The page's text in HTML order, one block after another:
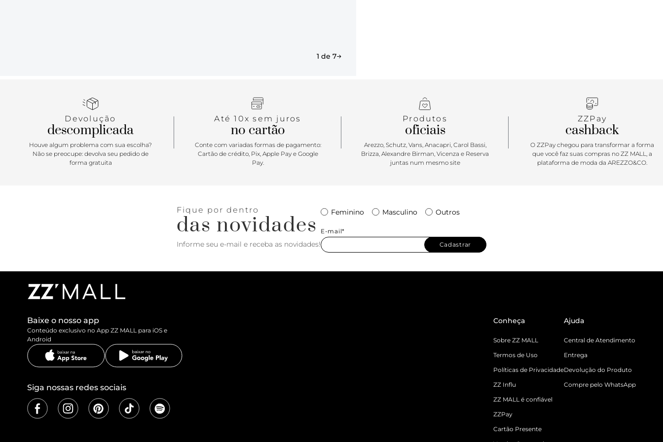
1 de 7
Devolução
descomplicada
Houve algum problema com sua escolha?
Não se preocupe: devolva seu pedido de
forma gratuita
Até 10x sem juros
no cartão
Conte com variadas formas de pagamento:
Cartão de crédito, Pix, Apple Pay e Google
Pay.
Produtos
oficiais
Arezzo, Schutz, Vans, Anacapri, Carol Bassi,
Brizza, Alexandre Birman, Vicenza e Reserva
juntas num mesmo site
ZZPay
cashback
O ZZPay chegou para transformar a forma
que você faz suas compras no ZZ MALL, a
plataforma de moda da AREZZO&CO.
Fique por dentro
das novidades
Informe seu e-mail e receba as novidades!
Feminino Masculino Outros
E-mail*
Cadastrar
Baixe o nosso app
Conteúdo exclusivo no App ZZ MALL para iOS e
Android
Siga nossas redes sociais
Conheça
Sobre ZZ MALL
Termos de Uso
Políticas de Privacidade
ZZ Influ
ZZ MALL é confiável
ZZPay
Cartão Presente
Ajuda
Central de Atendimento
Entrega
Devolução do Produto
Compre pelo WhatsApp